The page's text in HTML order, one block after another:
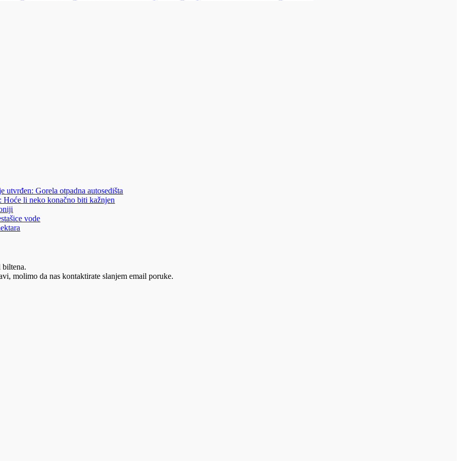
Gorela otpadna autosedišta
Hoće li neko konačno biti kažnjen
vode
biltena.
molimo da nas kontaktirate slanjem email poruke.